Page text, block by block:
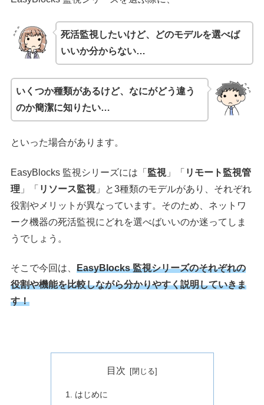
死活監視したいけど、どのモデルを選べば
いいか分からない…
いくつか種類があるけど、なにがどう違う
のか簡潔に知りたい…
といった場合があります。
EasyBlocks 監視シリーズには「 監視」「 リモート監視管
理 」「 リソース監視」と3種類のモデルがあり、それぞれ
役割やメリットが異なっています。そのため、ネットワ
ーク機器の死活監視にどれを選べばいいのか迷ってしま
うでしょう。
そこで今回は、EasyBlocks 監視シリーズのそれぞれの
役割や機能を比較しながら分かりやすく説明していきま
す！
目次
はじめに